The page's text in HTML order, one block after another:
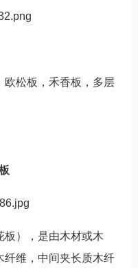
欧松板，禾香板，多层
板），是由木材或木
纤维，中间夹长质木纤